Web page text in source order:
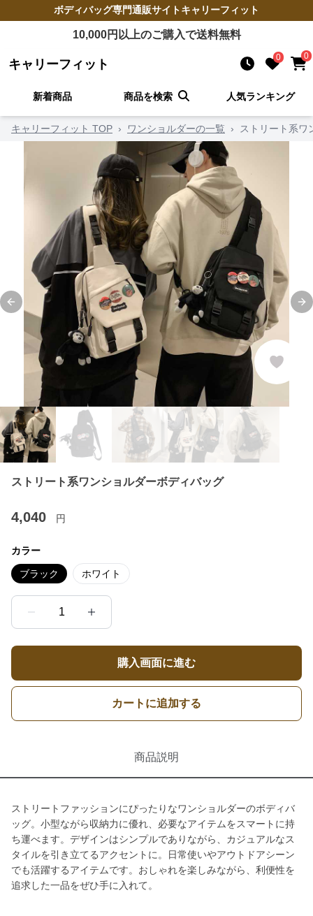
ボディバッグ専門通販サイトキャリーフィット
10,000円以上のご購入で送料無料
キャリーフィット 0 0
新着商品 商品を検索 人気ランキング
キャリーフィット TOP › ワンショルダーの一覧 › ストリート系ワ
Previous slide
ストリート系ワンショルダーボディバッグ
4,040 円
カラー
ブラック ホワイト
1
購入画面に進む
カートに追加する
商品説明
ストリートファッションにぴったりなワンショルダーのボディバ
ッグ。小型ながら収納力に優れ、必要なアイテムをスマートに持
ち運べます。デザインはシンプルでありながら、カジュアルなス
タイルを引き立てるアクセントに。日常使いやアウトドアシーン
でも活躍するアイテムです。おしゃれを楽しみながら、利便性を
追求した一品をぜひ手に入れて。